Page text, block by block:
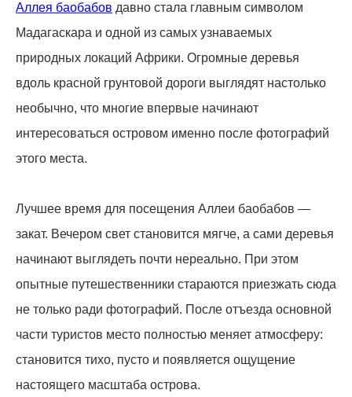
Аллея баобабов давно стала главным символом
Мадагаскара и одной из самых узнаваемых
природных локаций Африки. Огромные деревья
вдоль красной грунтовой дороги выглядят настолько
необычно, что многие впервые начинают
интересоваться островом именно после фотографий
этого места.
Лучшее время для посещения Аллеи баобабов —
закат. Вечером свет становится мягче, а сами деревья
начинают выглядеть почти нереально. При этом
опытные путешественники стараются приезжать сюда
не только ради фотографий. После отъезда основной
части туристов место полностью меняет атмосферу:
становится тихо, пусто и появляется ощущение
настоящего масштаба острова.